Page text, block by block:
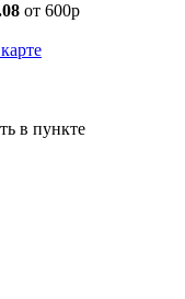
от 600р
в пункте